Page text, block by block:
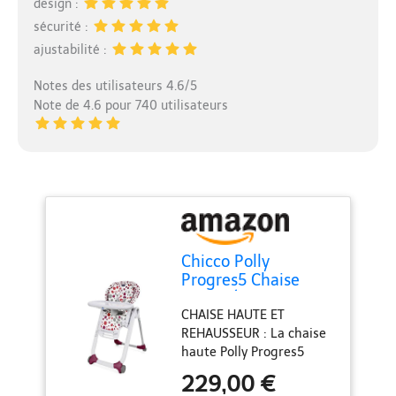
design :
sécurité :
ajustabilité :
Notes des utilisateurs 4.6/5
Note de 4.6 pour 740 utilisateurs
Chicco Polly
Progres5 Chaise
Convertible en
Transat et
Rehausseur pour
Bébé, Réglable de la
Naissance à 3 ans
CHAISE HAUTE ET
REHAUSSEUR : La chaise
haute Polly Progres5
croissance de votre
229,00 €